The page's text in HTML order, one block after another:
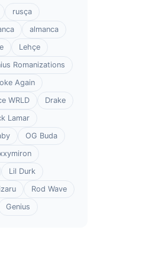
rusça
almanca
Lehçe
Romanizations
Again
WRLD
Drake
Lamar
OG Buda
Lil Durk
Rod Wave
Genius